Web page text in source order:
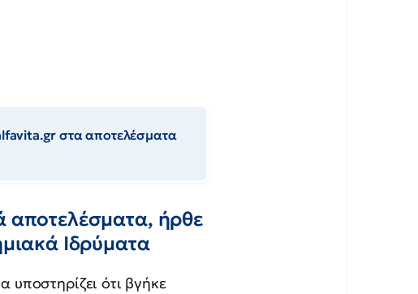
στα αποτελέσματα
αποτελέσματα, ήρθε
Ιδρύματα
ότι βγήκε